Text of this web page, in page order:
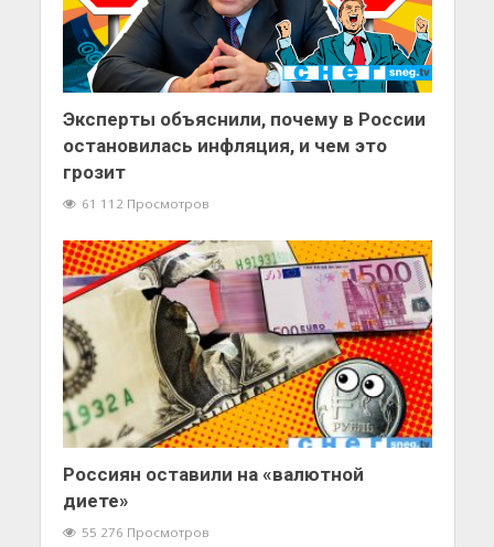
Эксперты объяснили, почему в России
остановилась инфляция, и чем это
грозит
61 112 Просмотров
Россиян оставили на «валютной
диете»
55 276 Просмотров